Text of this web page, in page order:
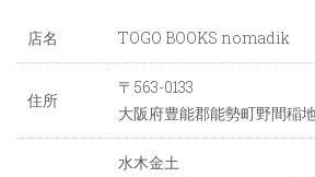
店名 TOGO BOOKS nomadik
住所
〒563-0133
大阪府豊能郡能勢町野間稲
水木金土